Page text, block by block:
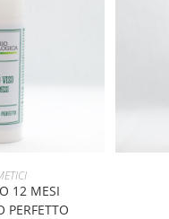
CARRELLO
12 MESI
PERFETTO